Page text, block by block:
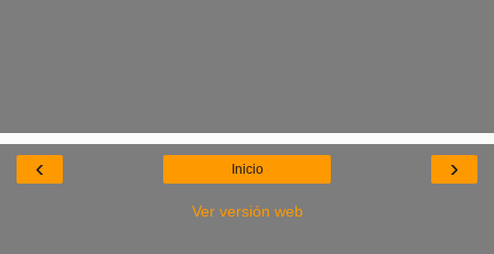
‹ ›
Inicio
Ver versión web